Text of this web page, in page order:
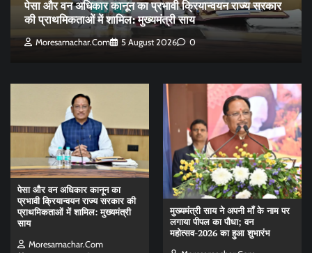
पेसा और वन अधिकार कानून का प्रभावी क्रियान्वयन राज्य सरकार
की प्राथमिकताओं में शामिल: मुख्यमंत्री साय
Moresamachar.com 5 August 2026 0
पेसा और वन अधिकार कानून का
प्रभावी क्रियान्वयन राज्य सरकार की
प्राथमिकताओं में शामिल: मुख्यमंत्री
साय
Moresamachar.com
मुख्यमंत्री साय ने अपनी माँ के नाम पर
लगाया पीपल का पौधा; वन
महोत्सव-2026 का हुआ शुभारंभ